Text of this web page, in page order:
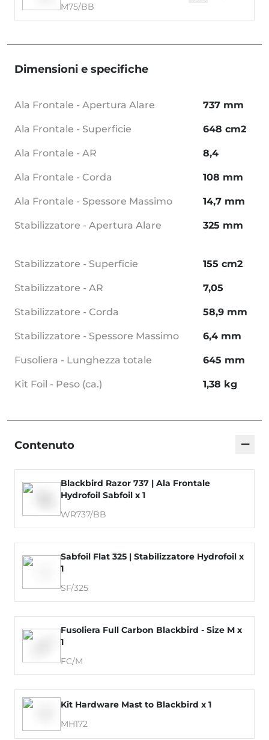
M75/BB
Dimensioni e specifiche
Ala Frontale - Apertura Alare 737 mm
Ala Frontale - Superficie 648 cm2
Ala Frontale - AR 8,4
Ala Frontale - Corda 108 mm
Ala Frontale - Spessore Massimo 14,7 mm
Stabilizzatore - Apertura Alare 325 mm
Stabilizzatore - Superficie 155 cm2
Stabilizzatore - AR 7,05
Stabilizzatore - Corda 58,9 mm
Stabilizzatore - Spessore Massimo 6,4 mm
Fusoliera - Lunghezza totale 645 mm
Kit Foil - Peso (ca.) 1,38 kg
Contenuto −
Blackbird Razor 737 | Ala Frontale
Hydrofoil Sabfoil x 1
WR737/BB
Sabfoil Flat 325 | Stabilizzatore Hydrofoil x
1
SF/325
Fusoliera Full Carbon Blackbird - Size M x
1
FC/M
Kit Hardware Mast to Blackbird x 1
MH172